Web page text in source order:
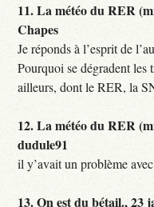
11.La météo du RER
Chapes
Je réponds à l’esprit de
Pourquoi se dégradent les
ailleurs, dont le RER, la
12.La météo du RER
dudule91
il y’avait un problème
13.On est du bétail.,23